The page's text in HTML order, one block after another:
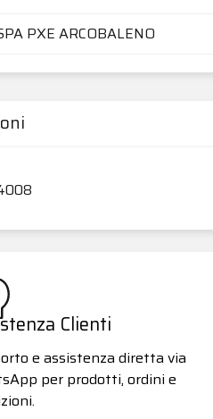
PXE ARCOBALENO
Clienti
e assistenza diretta via
per prodotti, ordini e